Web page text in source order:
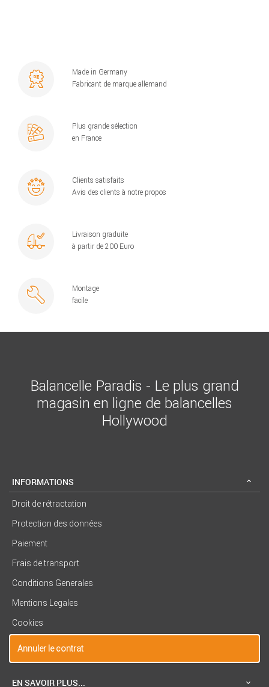
Made in Germany
Fabricant de marque allemand
Plus grande sélection
en France
Clients satisfaits
Avis des clients à notre propos
Livraison graduite
à partir de 200 Euro
Montage
facile
Balancelle Paradis - Le plus grand
magasin en ligne de balancelles
Hollywood
INFORMATIONS
Droit de rétractation
Protection des données
Paiement
Frais de transport
Conditions Generales
Mentions Legales
Cookies
Annuler le contrat
EN SAVOIR PLUS...